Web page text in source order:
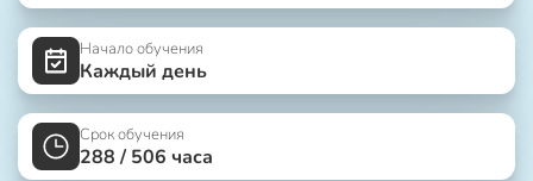
Начало обучения
Каждый день
Срок обучения
288 / 506 часа